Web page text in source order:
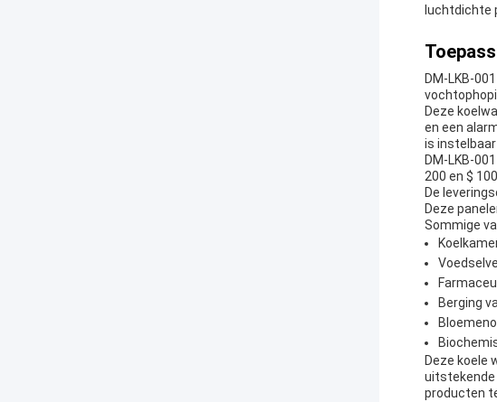
luchtdichte
DM-LKB-
Deze
en een
is
DM-LKB-
200 en $
De
Deze
Sommige
Berging
Deze koele
uitstekende
producten